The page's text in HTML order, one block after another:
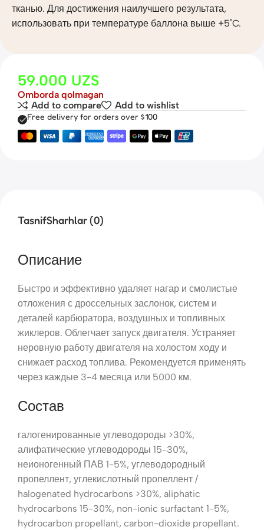
тканью. Для достижения наилучшего результата,
использовать при температуре баллона выше +5˚C.
59.000 UZS
Omborda qolmagan
Add to compare
Add to wishlist
Free delivery for orders over $100
TasnifSharhlar (0)
Описание
Быстро и эффективно удаляет нагар и смолистые
отложения с дроссельных заслонок, систем и
деталей карбюратора, воздушных и топливных
жиклеров. Облегчает запуск двигателя. Устраняет
неровную работу двигателя на холостом ходу и
снижает расход топлива. Рекомендуется применять
через каждые 3-4 месяца или 5000 км.
Состав
галогенированные углеводороды >30%,
алифатические углеводороды 15-30%,
неионогенный ПАВ 1-5%, углеводородный
пропеллент, углекислотный пропеллент /
halogenated hydrocarbons >30%, aliphatic
hydrocarbons 15-30%, non-ionic surfactant 1-5%,
hydrocarbon propellant, carbon-dioxide propellant.